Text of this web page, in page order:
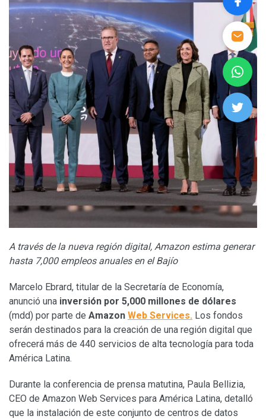
A través de la nueva región digital, Amazon estima generar
hasta 7,000 empleos anuales en el Bajío
Marcelo Ebrard, titular de la Secretaría de Economía,
anunció una inversión por 5,000 millones de dólares
(mdd) por parte de Amazon Web Services. Los fondos
serán destinados para la creación de una región digital que
ofrecerá más de 440 servicios de alta tecnología para toda
América Latina.
Durante la conferencia de prensa matutina, Paula Bellizia,
CEO de Amazon Web Services para América Latina, detalló
que la instalación de este conjunto de centros de datos